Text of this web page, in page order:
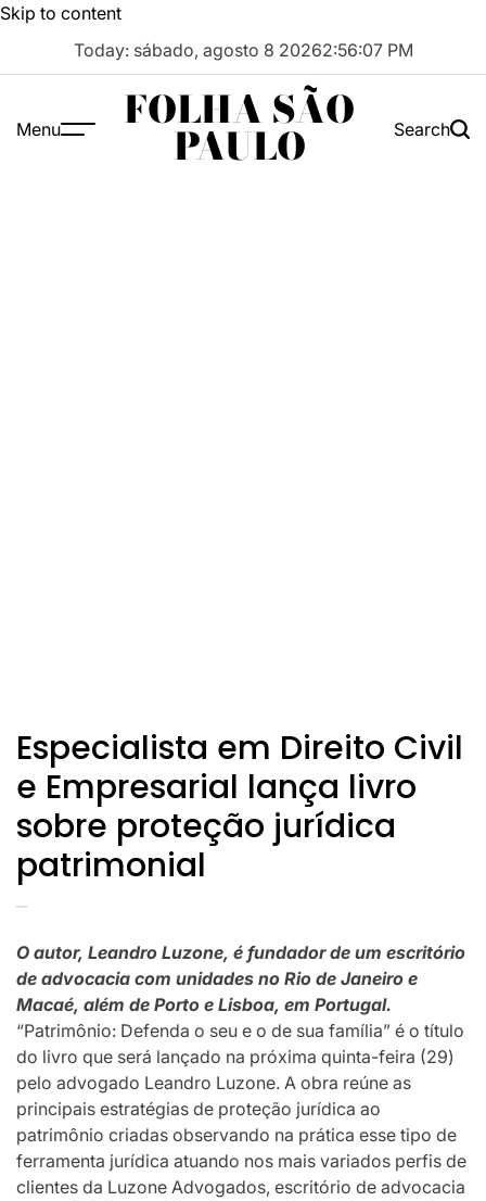
Skip to content
Today: sábado, agosto 8 20262:56:07 PM
Menu FOLHA SÃO
PAULO Search
Especialista em Direito Civil
e Empresarial lança livro
sobre proteção jurídica
patrimonial
O autor, Leandro Luzone, é fundador de um escritório
de advocacia com unidades no Rio de Janeiro e
Macaé, além de Porto e Lisboa, em Portugal.
“Patrimônio: Defenda o seu e o de sua família” é o título
do livro que será lançado na próxima quinta-feira (29)
pelo advogado Leandro Luzone. A obra reúne as
principais estratégias de proteção jurídica ao
patrimônio criadas observando na prática esse tipo de
ferramenta jurídica atuando nos mais variados perfis de
clientes da Luzone Advogados, escritório de advocacia